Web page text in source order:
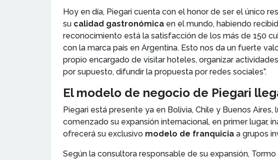
Hoy en día, Piegari cuenta con el honor de ser el único
su calidad gastronómica en el mundo, habiendo
reconocimiento está la satisfacción de los más de 150
con la marca país en Argentina. Esto nos da un fuerte
propio encargado de visitar hoteles, organizar
por supuesto, difundir la propuesta por redes sociales”.
El modelo de negocio de Piegari
Piegari está presente ya en Bolivia, Chile y Buenos
comenzado su expansión internacional, en primer lugar,
ofrecerá su exclusivo modelo de franquicia a grupos
Según la consultora responsable de su expansión,